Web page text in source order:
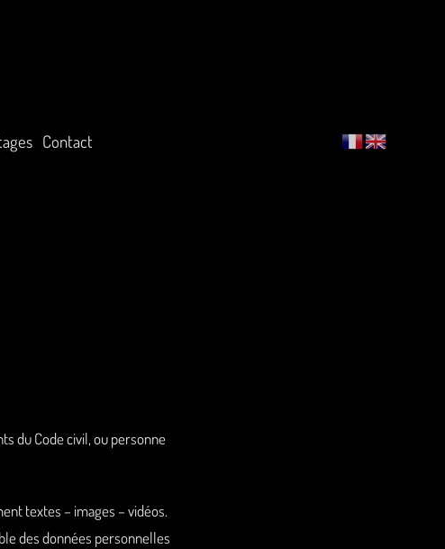
Contact
du Code civil, ou personne
textes – images – vidéos.
des données personnelles